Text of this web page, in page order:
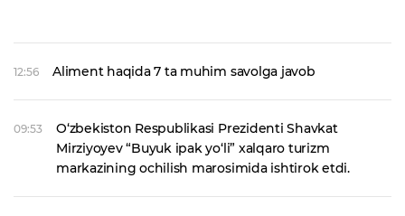
12:56 Aliment haqida 7 ta muhim savolga javob
09:53
O‘zbekiston Respublikasi Prezidenti Shavkat
Mirziyoyev “Buyuk ipak yo‘li” xalqaro turizm
markazining ochilish marosimida ishtirok etdi.